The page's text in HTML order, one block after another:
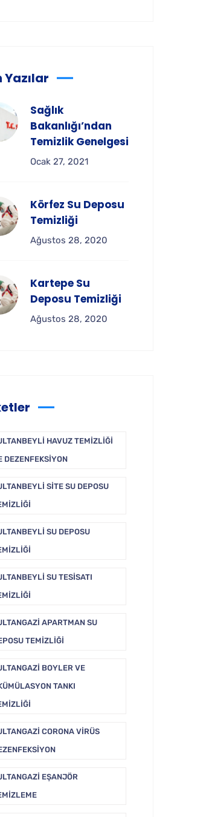
Yazılar
Sağlık
Bakanlığı’ndan
Temizlik Genelgesi
Ocak 27, 2021
Körfez Su Deposu
Temizliği
Ağustos 28, 2020
Kartepe Su
Deposu Temizliği
Ağustos 28, 2020
HAVUZ TEMIZLIĞI
DEZENFEKSIYON
SITE SU DEPOSU
SU DEPOSU
SU TESISATI
APARTMAN SU
TEMIZLIĞI
BOYLER VE
TANKI
CORONA VIRÜS
EŞANJÖR